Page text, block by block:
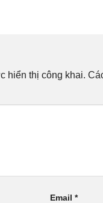
hiển thị công khai.
Email*